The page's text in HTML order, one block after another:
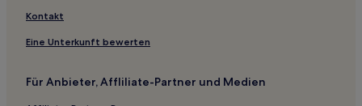
Boutique- in Esquerra de l'Eixample
Lgbtqia-Freundliche in Esquerra de l'Eixample
Günstige in Barcelona
Kontakt
Eine Unterkunft bewerten
Für Anbieter, Affliliate-Partner und Medien